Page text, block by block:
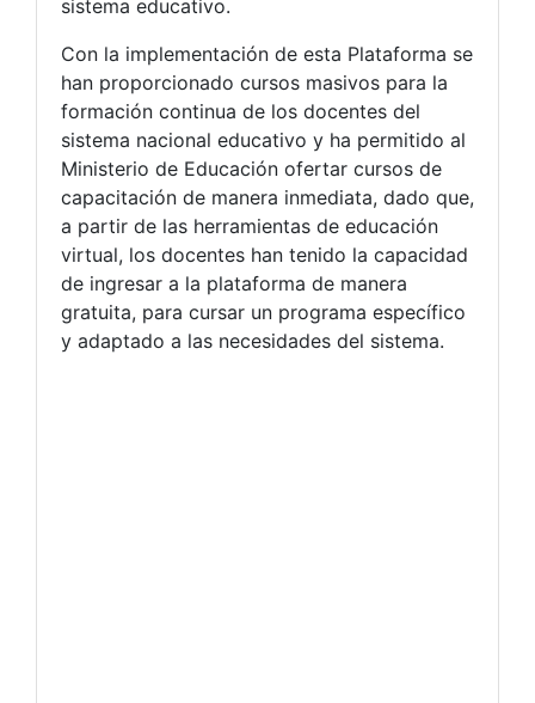
sistema educativo.
Con la implementación de esta Plataforma se
han proporcionado cursos masivos para la
formación continua de los docentes del
sistema nacional educativo y ha permitido al
Ministerio de Educación ofertar cursos de
capacitación de manera inmediata, dado que,
a partir de las herramientas de educación
virtual, los docentes han tenido la capacidad
de ingresar a la plataforma de manera
gratuita, para cursar un programa específico
y adaptado a las necesidades del sistema.